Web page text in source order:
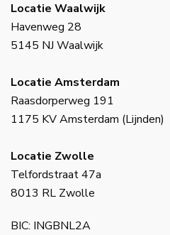
Locatie Waalwijk
Havenweg 28
5145 NJ Waalwijk
Locatie Amsterdam
Raasdorperweg 191
1175 KV Amsterdam (Lijnden)
Locatie Zwolle
Telfordstraat 47a
8013 RL Zwolle
BIC: INGBNL2A